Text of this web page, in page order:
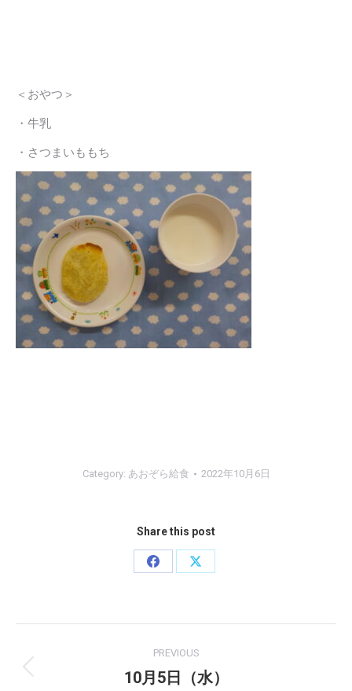
＜おやつ＞
・牛乳
・さつまいももち
Category: あおぞら給食 2022年10月6日
Share this post
Share
Share
navigation
PREVIOUS
Previous
10月5日（水）